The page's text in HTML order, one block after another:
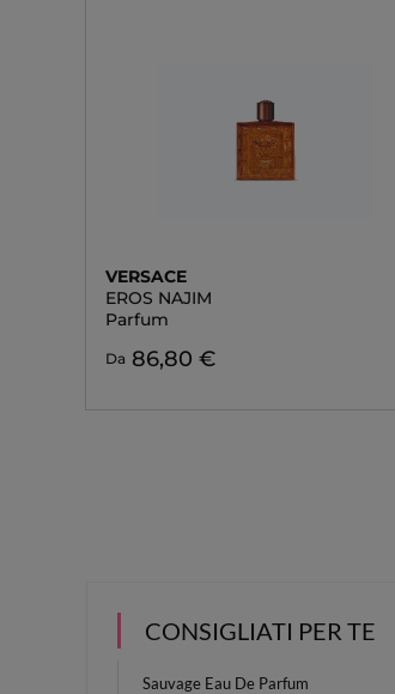
VERSACE
EROS NAJIM
Parfum
Da 86,80 €
CONSIGLIATI PER TE
Sauvage Eau De Parfum